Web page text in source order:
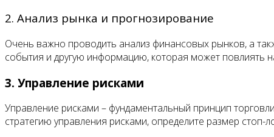
2. Анализ рынка и прогнозирование
Очень важно проводить анализ финансовых рынков, а
события и другую информацию, которая может повлиять
3. Управление рисками
Управление рисками – фундаментальный принцип
стратегию управления рисками, определите размер